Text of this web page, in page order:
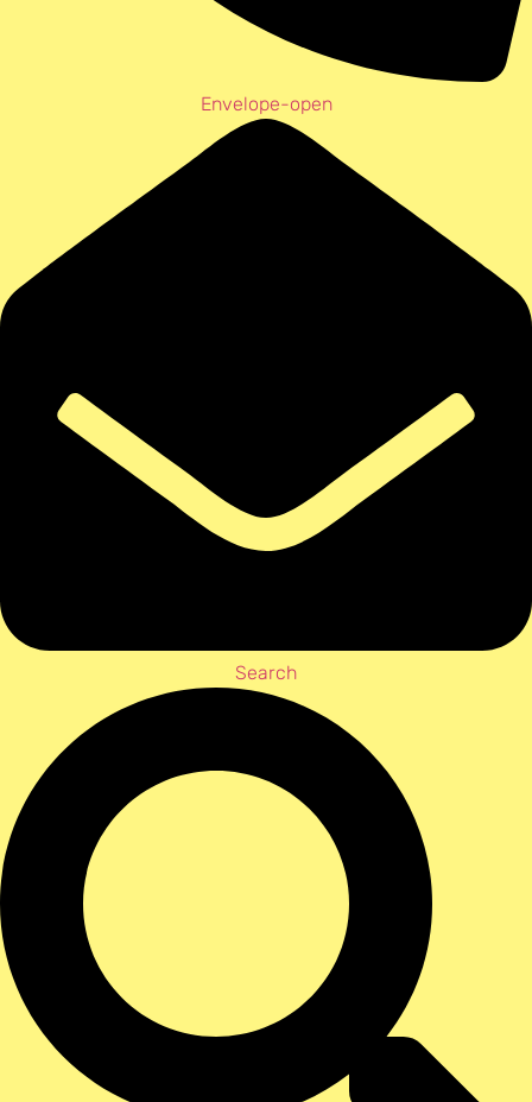
Envelope-open
Search